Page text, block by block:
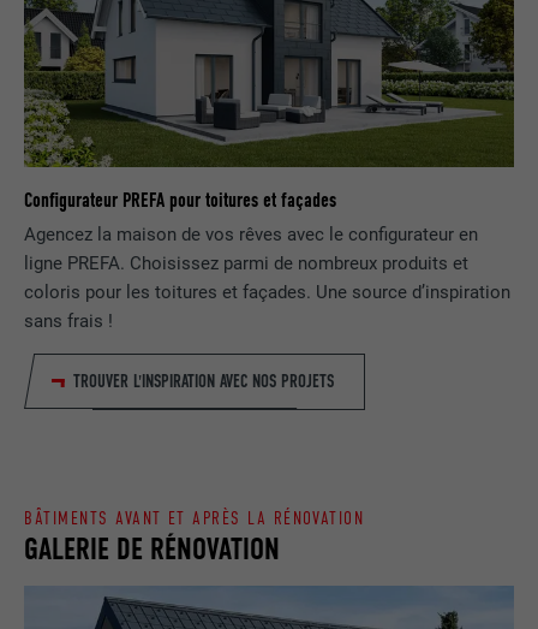
Configurateur PREFA pour toitures et façades
Agencez la maison de vos rêves avec le configurateur en
ligne PREFA. Choisissez parmi de nombreux produits et
coloris pour les toitures et façades. Une source d’inspiration
sans frais !
TROUVER L'INSPIRATION AVEC NOS PROJETS
GALERIE DE RÉNOVATION
BÂTIMENTS AVANT ET APRÈS LA RÉNOVATION
FOURNISSEUR Google Universal Analytics
EXPIRATION 1 jour
UTILITÉ
Enregistre un identifiant unique utilisé
pour générer des données statistiques
sur la manière dont l'utilisateur utilise le
site Internet.
NOM
EXPIRATION 90 jours
SafeSearch doit être activé ou non.
NOM lang
FOURNISSEUR ads.linkedin.com
EXPIRATION Session
Enregistre la langue choisie par
l'utilisateur pour un site Internet.
NOM lang
UTILITÉ
Utilisé par LinkedIn lorsqu'un site
Internet contient une fenêtre « Suivez-
nous » intégrée.